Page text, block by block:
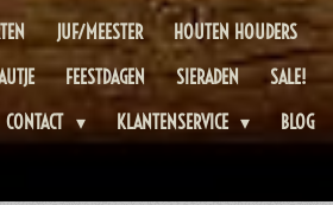
JUF/MEESTER
HOUTEN HOUDERS
FEESTDAGEN SIERADEN
SALE!
CONTACT KLANTENSERVICE BLOG